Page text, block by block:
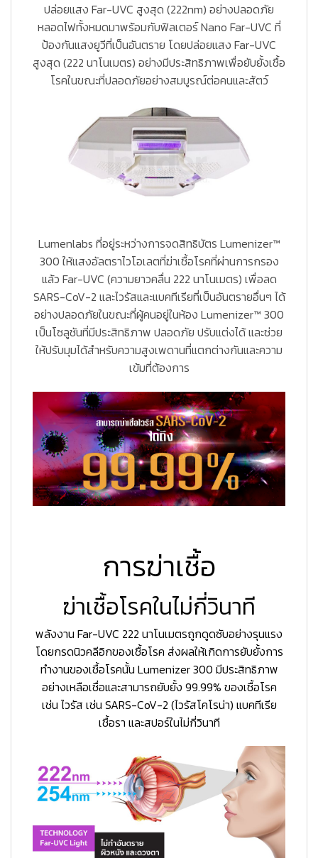
ปล่อยแสง Far-UVC สูงสุด (222nm) อย่างปลอดภัย
หลอดไฟทั้งหมดมาพร้อมกับฟิลเตอร์ Nano Far-UVC ที่
ป้องกันแสงยูวีที่เป็นอันตราย โดยปล่อยแสง Far-UVC
สูงสุด (222 นาโนเมตร) อย่างมีประสิทธิภาพเพื่อยับยั้งเชื้อ
โรคในขณะที่ปลอดภัยอย่างสมบูรณ์ต่อคนและสัตว์
Lumenlabs ที่อยู่ระหว่างการจดสิทธิบัตร Lumenizer™️
300 ให้แสงอัลตราไวโอเลตที่ฆ่าเชื้อโรคที่ผ่านการกรอง
แล้ว Far-UVC (ความยาวคลื่น 222 นาโนเมตร) เพื่อลด
SARS-CoV-2 และไวรัสและแบคทีเรียที่เป็นอันตรายอื่นๆ ได้
อย่างปลอดภัยในขณะที่ผู้คนอยู่ในห้อง Lumenizer™️ 300
เป็นโซลูชันที่มีประสิทธิภาพ ปลอดภัย ปรับแต่งได้ และช่วย
ให้ปรับมุมได้สำหรับความสูงเพดานที่แตกต่างกันและความ
เข้มที่ต้องการ
การฆ่าเชื้อ
ฆ่าเชื้อโรคในไม่กี่วินาที
พลังงาน Far-UVC 222 นาโนเมตรถูกดูดซับอย่างรุนแรง
โดยกรดนิวคลีอิกของเชื้อโรค ส่งผลให้เกิดการยับยั้งการ
ทำงานของเชื้อโรคนั้น Lumenizer 300 มีประสิทธิภาพ
อย่างเหลือเชื่อและสามารถยับยั้ง 99.99% ของเชื้อโรค
เช่น ไวรัส เช่น SARS-CoV-2 (ไวรัสโคโรน่า) แบคทีเรีย
เชื้อรา และสปอร์ในไม่กี่วินาที